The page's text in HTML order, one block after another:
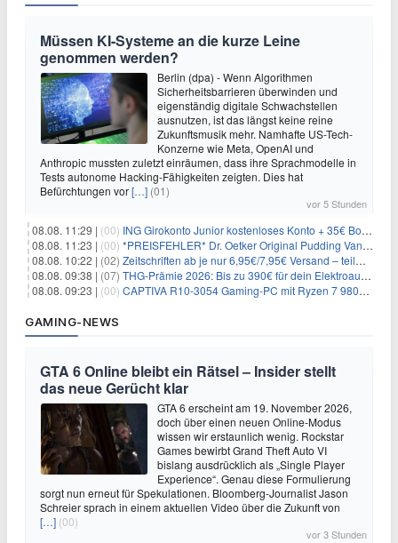
Müssen KI-Systeme an die kurze Leine
genommen werden?
Berlin (dpa) - Wenn Algorithmen
Sicherheitsbarrieren überwinden und
eigenständig digitale Schwachstellen
ausnutzen, ist das längst keine reine
Zukunftsmusik mehr. Namhafte US-Tech-
Konzerne wie Meta, OpenAI und
Anthropic mussten zuletzt einräumen, dass ihre Sprachmodelle in
Tests autonome Hacking-Fähigkeiten zeigten. Dies hat
Befürchtungen vor[…] (01)
vor 5 Stunden
08.08. 11:29 | (00) ING Girokonto Junior kostenloses Konto + 35€ Bonus
08.08. 11:23 | (00) *PREISFEHLER* Dr. Oetker Original Pudding Vanille 22er-Pack für 2,97€
08.08. 10:22 | (02) Zeitschriften ab je nur 6,95€/7,95€ Versand – teilweise selbstkündigend!
08.08. 09:38 | (07) THG-Prämie 2026: Bis zu 390€ für dein Elektroauto mit geld-fuer-eAuto.de
08.08. 09:23 | (00) CAPTIVA R10-3054 Gaming-PC mit Ryzen 7 9800X3D und RTX 5080 für 2.599€
GAMING-NEWS
GTA 6 Online bleibt ein Rätsel – Insider stellt
das neue Gerücht klar
GTA 6 erscheint am 19. November 2026,
doch über einen neuen Online-Modus
wissen wir erstaunlich wenig. Rockstar
Games bewirbt Grand Theft Auto VI
bislang ausdrücklich als „Single Player
Experience“. Genau diese Formulierung
sorgt nun erneut für Spekulationen. Bloomberg-Journalist Jason
Schreier sprach in einem aktuellen Video über die Zukunft von
[…] (00)
vor 3 Stunden